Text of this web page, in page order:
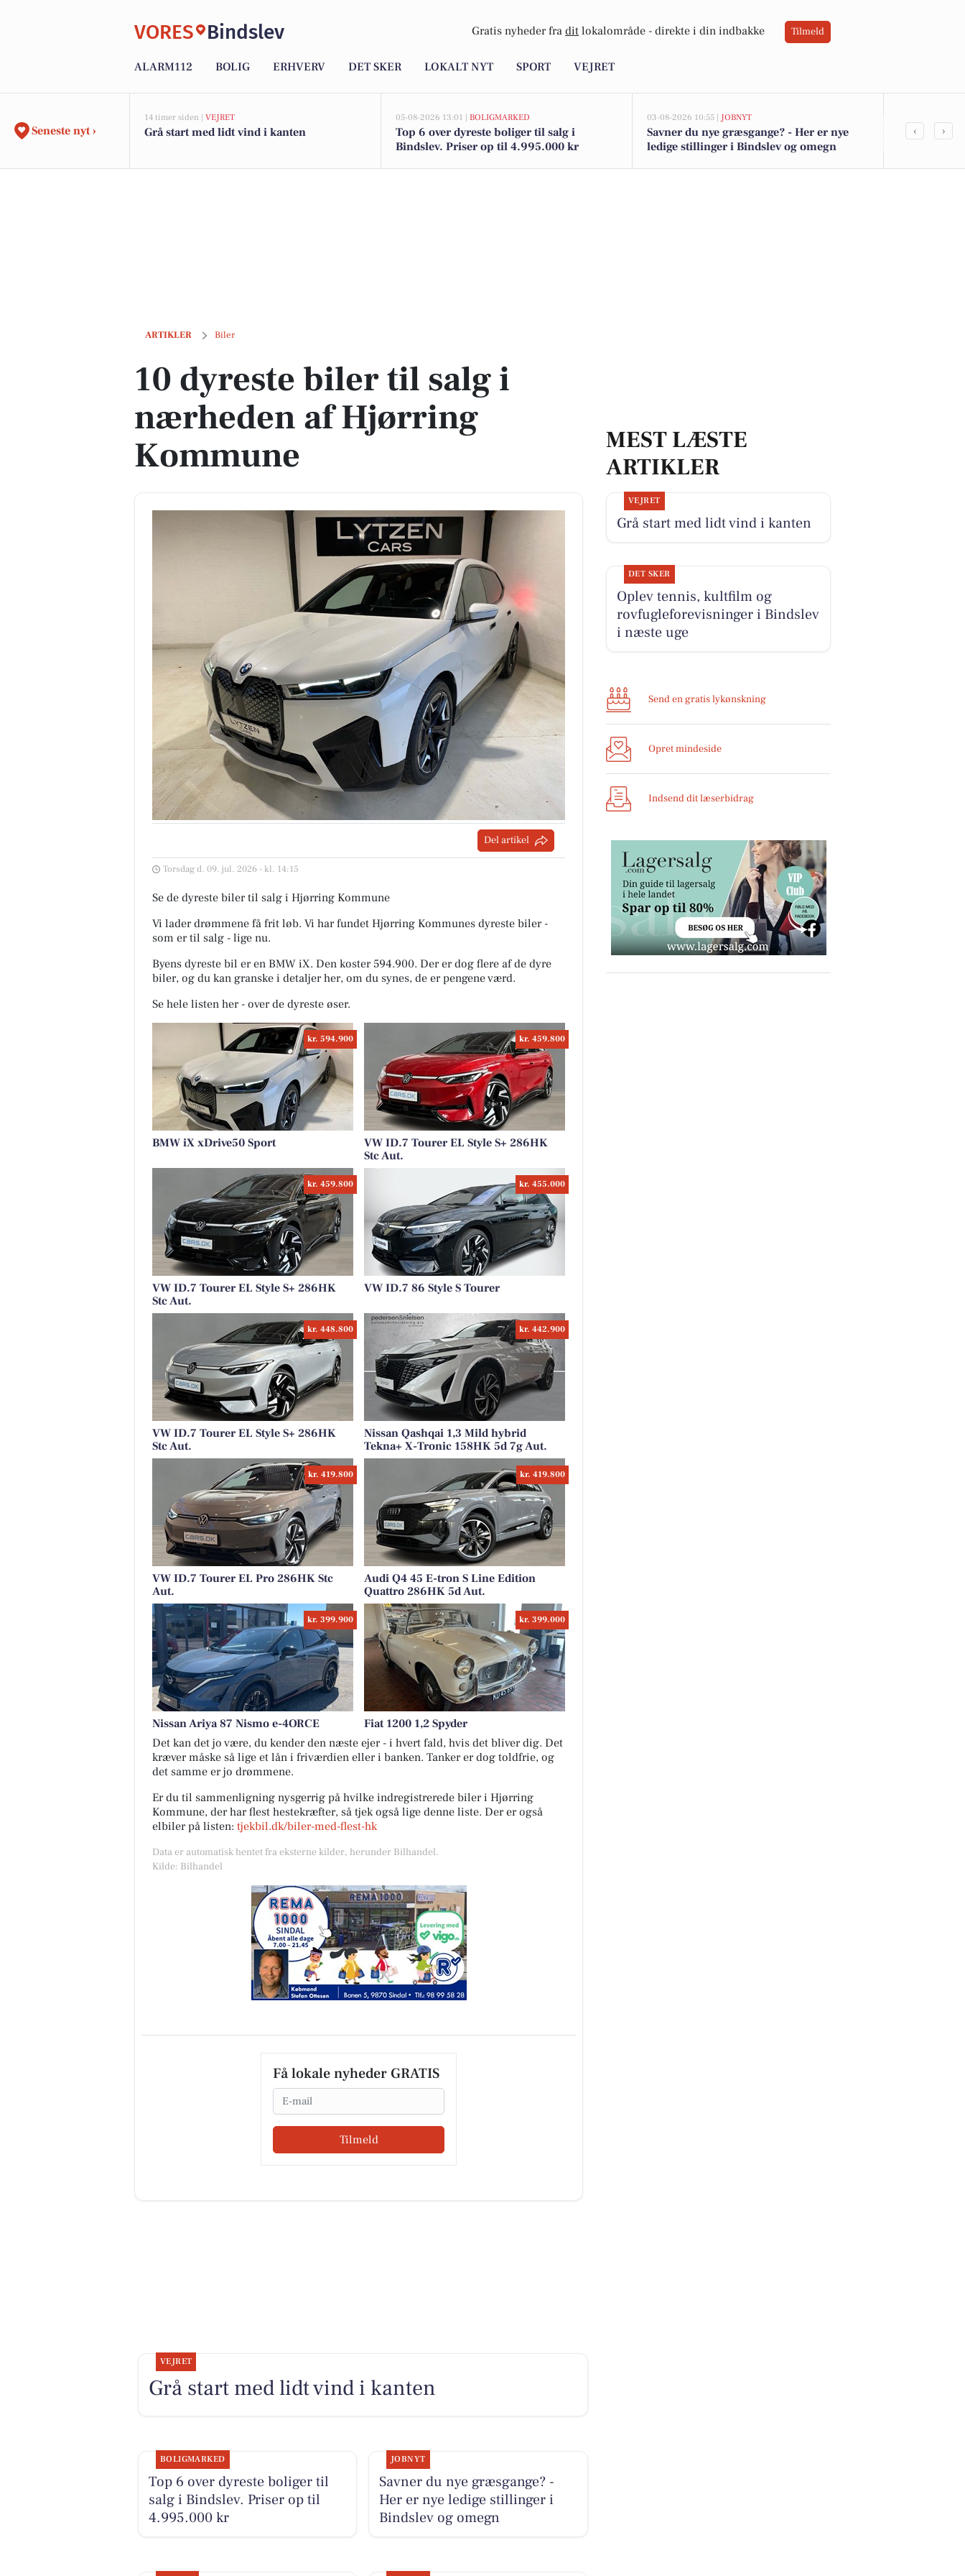
VORES Bindslev Gratis nyheder fra dit lokalområde - direkte i din indbakke Tilmeld
ALARM112 BOLIG ERHVERV DET SKER LOKALT NYT SPORT VEJRET
Seneste nyt ›
14 timer siden | VEJRET
Grå start med lidt vind i kanten
05-08-2026 13:01 | BOLIGMARKED
Top 6 over dyreste boliger til salg i
Bindslev. Priser op til 4.995.000 kr
03-08-2026 10:55 | JOBNYT
Savner du nye græsgange? - Her er nye
ledige stillinger i Bindslev og omegn
Bliv en del
‹ ›
ARTIKLER Biler
10 dyreste biler til salg i nærheden af Hjørring Kommune
10 dyreste biler til salg i
nærheden af Hjørring
Kommune
Del artikel
Torsdag d. 09. jul. 2026 - kl. 14:15
Se de dyreste biler til salg i Hjørring Kommune
Vi lader drømmene få frit løb. Vi har fundet Hjørring Kommunes dyreste biler -
som er til salg - lige nu.
Byens dyreste bil er en BMW iX. Den koster 594.900. Der er dog flere af de dyre
biler, og du kan granske i detaljer her, om du synes, de er pengene værd.
Se hele listen her - over de dyreste øser.
kr. 594.900
BMW iX xDrive50 Sport
kr. 459.800
VW ID.7 Tourer EL Style S+ 286HK
Stc Aut.
kr. 459.800
VW ID.7 Tourer EL Style S+ 286HK
Stc Aut.
kr. 455.000
VW ID.7 86 Style S Tourer
kr. 448.800
VW ID.7 Tourer EL Style S+ 286HK
Stc Aut.
kr. 442.900
Nissan Qashqai 1,3 Mild hybrid
Tekna+ X-Tronic 158HK 5d 7g Aut.
kr. 419.800
VW ID.7 Tourer EL Pro 286HK Stc
Aut.
kr. 419.800
Audi Q4 45 E-tron S Line Edition
Quattro 286HK 5d Aut.
kr. 399.900
Nissan Ariya 87 Nismo e-4ORCE
kr. 399.000
Fiat 1200 1,2 Spyder
Det kan det jo være, du kender den næste ejer - i hvert fald, hvis det bliver dig. Det
kræver måske så lige et lån i friværdien eller i banken. Tanker er dog toldfrie, og
det samme er jo drømmene.
Er du til sammenligning nysgerrig på hvilke indregistrerede biler i Hjørring
Kommune, der har flest hestekræfter, så tjek også lige denne liste. Der er også
elbiler på listen: tjekbil.dk/biler-med-flest-hk
Data er automatisk hentet fra eksterne kilder, herunder Bilhandel.
Kilde: Bilhandel
Få lokale nyheder GRATIS
Email
Tilmeld
MEST LÆSTE
ARTIKLER
VEJRET
Grå start med lidt vind i kanten
DET SKER
Oplev tennis, kultfilm og
rovfugleforevisninger i Bindslev
i næste uge
Send en gratis lykønskning
Opret mindeside
Indsend dit læserbidrag
VEJRET
Grå start med lidt vind i kanten
BOLIGMARKED
Top 6 over dyreste boliger til
salg i Bindslev. Priser op til
4.995.000 kr
JOBNYT
Savner du nye græsgange? -
Her er nye ledige stillinger i
Bindslev og omegn